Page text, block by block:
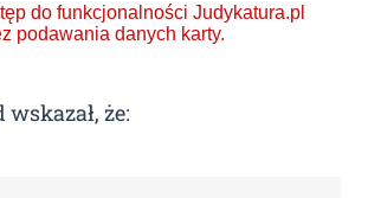
do funkcjonalności Judykatura.pl
podawania danych karty.
wskazał, że: